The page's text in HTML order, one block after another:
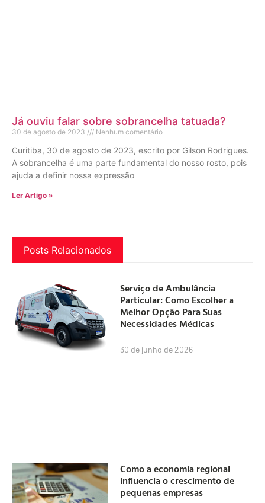
Já ouviu falar sobre sobrancelha tatuada?
30 de agosto de 2023 Nenhum comentário
Curitiba, 30 de agosto de 2023, escrito por Gilson Rodrigues.
A sobrancelha é uma parte fundamental do nosso rosto, pois
ajuda a definir nossa expressão
Ler Artigo »
Posts Relacionados
Serviço de Ambulância
Particular: Como Escolher a
Melhor Opção Para Suas
Necessidades Médicas
30 de junho de 2026
Como a economia regional
influencia o crescimento de
pequenas empresas